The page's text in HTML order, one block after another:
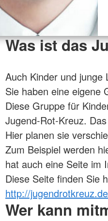
Was ist das
Auch Kinder und junge
Sie haben eine eigene
Diese Gruppe für
Jugend-Rot-Kreuz.
Hier planen sie
Zum Beispiel werden
hat auch eine Seite im
Diese Seite finden Sie
http://
Wer kann